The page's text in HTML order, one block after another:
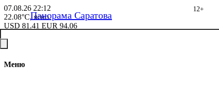
07.08.26 22:12
22.08°C, ясно
USD 81.41 EUR 94.06
Меню
Панорама Саратова
12+